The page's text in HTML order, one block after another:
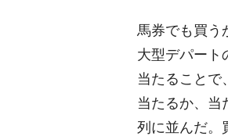
馬券でも買う
大型デパート
当たることで
当たるか、当
列に並んだ。